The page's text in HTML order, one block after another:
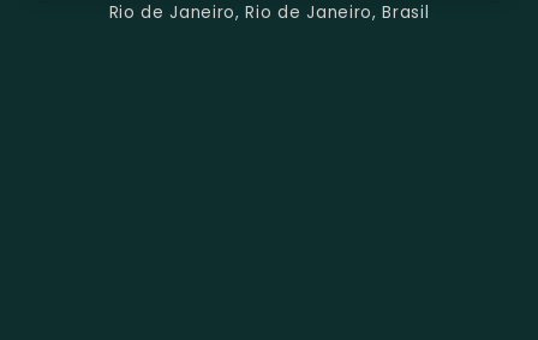
Rio de Janeiro, Rio de Janeiro, Brasil